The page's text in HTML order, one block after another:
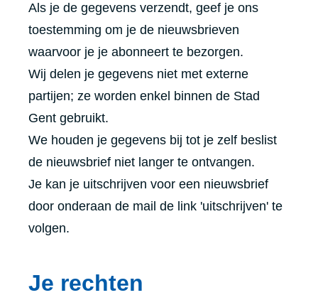
Als je de gegevens verzendt, geef je ons
toestemming om je de nieuwsbrieven
waarvoor je je abonneert te bezorgen.
Wij delen je gegevens niet met externe
partijen; ze worden enkel binnen de Stad
Gent gebruikt.
We houden je gegevens bij tot je zelf beslist
de nieuwsbrief niet langer te ontvangen.
Je kan je uitschrijven voor een nieuwsbrief
door onderaan de mail de link 'uitschrijven' te
volgen.
Je rechten